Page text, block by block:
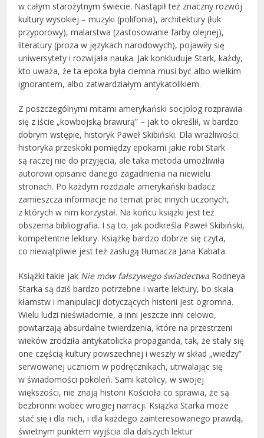
w całym starożytnym świecie. Nastąpił też znaczny rozwój
kultury wysokiej – muzyki (polifonia), architektury (łuk
przyporowy), malarstwa (zastosowanie farby olejnej),
literatury (proza w językach narodowych), pojawiły się
uniwersytety i rozwijała nauka. Jak konkluduje Stark, każdy,
kto uważa, że ta epoka była ciemna musi być albo wielkim
ignorantem, albo zatwardziałym antykatolikiem.
Z poszczególnymi mitami amerykański socjolog rozprawia
się z iście „kowbojską brawurą” – jak to określił, w bardzo
dobrym wstępie, historyk Paweł Skibiński. Dla wrażliwości
historyka przeskoki pomiędzy epokami jakie robi Stark
są raczej nie do przyjęcia, ale taka metoda umożliwiła
autorowi opisanie danego zagadnienia na niewielu
stronach. Po każdym rozdziale amerykański badacz
zamieszcza informacje na temat prac innych uczonych,
z których w nim korzystał. Na końcu książki jest też
obszerna bibliografia. I są to, jak podkreśla Paweł Skibiński,
kompetentne lektury. Książkę bardzo dobrze się czyta,
co niewątpliwie jest też zasługą tłumacza Jana Kabata.
Książki takie jak Nie mów fałszywego świadectwa Rodneya
Starka są dziś bardzo potrzebne i warte lektury, bo skala
kłamstw i manipulacji dotyczących historii jest ogromna.
Wielu ludzi nieświadomie, a inni jeszcze inni celowo,
powtarzają absurdalne twierdzenia, które na przestrzeni
wieków zrodziła antykatolicka propaganda, tak, że stały się
one częścią kultury powszechnej i weszły w skład „wiedzy”
serwowanej uczniom w podręcznikach, utrwalając się
w świadomości pokoleń. Sami katolicy, w swojej
większości, nie znają historii Kościoła co sprawia, że są
bezbronni wobec wrogiej narracji. Książka Starka może
stać się i dla nich, i dla każdego zainteresowanego prawdą,
świetnym punktem wyjścia dla dalszych lektur